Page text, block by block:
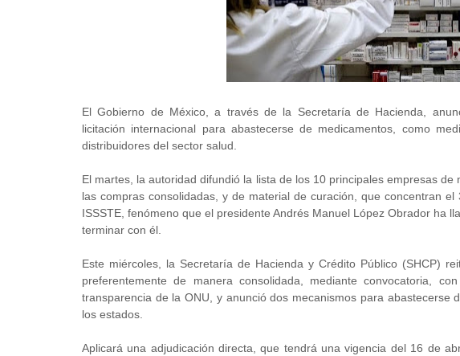
El Gobierno de México, a través de la Secretaría de Hacienda,
licitación internacional para abastecerse de medicamentos, como
distribuidores del sector salud.
El martes, la autoridad difundió la lista de los 10 principales empresas
las compras consolidadas, y de material de curación, que concentran
ISSSTE, fenómeno que el presidente Andrés Manuel López Obrador ha
terminar con él.
Este miércoles, la Secretaría de Hacienda y Crédito Público (SHCP)
preferentemente de manera consolidada, mediante convocatoria,
transparencia de la ONU, y anunció dos mecanismos para abastecerse
los estados.
Aplicará una adjudicación directa, que tendrá una vigencia del 16 de